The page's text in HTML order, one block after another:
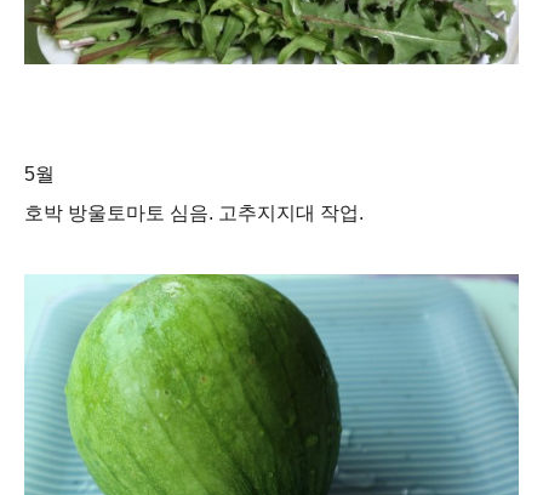
5월
호박 방울토마토 심음. 고추지지대 작업.